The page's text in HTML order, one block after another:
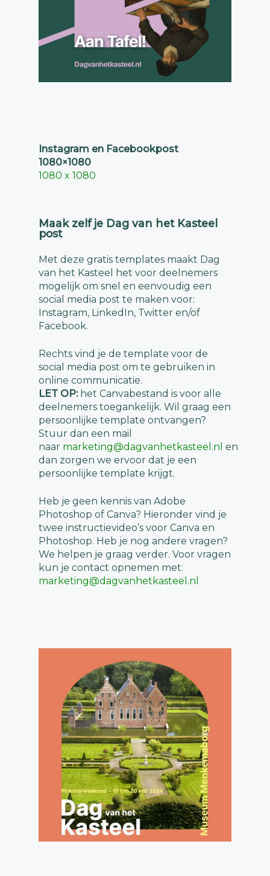
Instagram en Facebookpost
1080×1080
1080 x 1080
Maak zelf je Dag van het Kasteel
post
Met deze gratis templates maakt Dag
van het Kasteel het voor deelnemers
mogelijk om snel en eenvoudig een
social media post te maken voor:
Instagram, LinkedIn, Twitter en/of
Facebook.
Rechts vind je de template voor de
social media post om te gebruiken in
online communicatie.
LET OP:het Canvabestand is voor alle
deelnemers toegankelijk. Wil graag een
persoonlijke template ontvangen?
Stuur dan een mail
naar marketing@dagvanhetkasteel.nl en
dan zorgen we ervoor dat je een
persoonlijke template krijgt.
Heb je geen kennis van Adobe
Photoshop of Canva? Hieronder vind je
twee instructievideo’s voor Canva en
Photoshop. Heb je nog andere vragen?
We helpen je graag verder. Voor vragen
kun je contact opnemen met:
marketing@dagvanhetkasteel.nl